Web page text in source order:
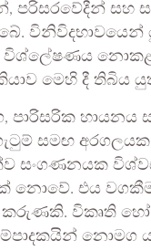
පරිසරවේදීන් සහ
විනිවිදභාවයෙන්
විශ්ලේෂණය
මෙහි දී තිබිය
පාරිසරික හායනය
සමඟ
සංගණනයක
නොවේ. එය
විකෘති හෝ
නොමග